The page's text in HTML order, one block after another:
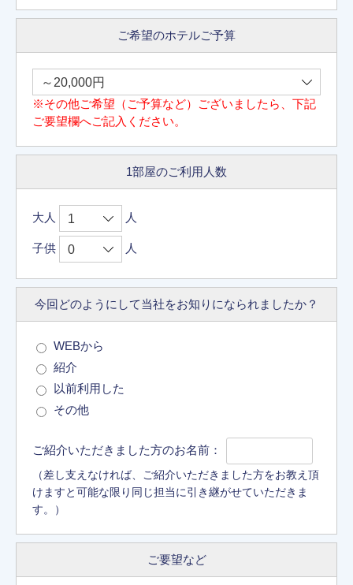
ご希望のホテルご予算
※その他ご希望（ご予算など）ございましたら、下記
ご要望欄へご記入ください。
1部屋のご利用人数
大人 人
子供 人
今回どのようにして当社をお知りになられましたか？
WEBから
紹介
以前利用した
その他
ご紹介いただきました方のお名前：
（差し支えなければ、ご紹介いただきました方をお教え頂
けますと可能な限り同じ担当に引き継がせていただきま
す。）
ご要望など